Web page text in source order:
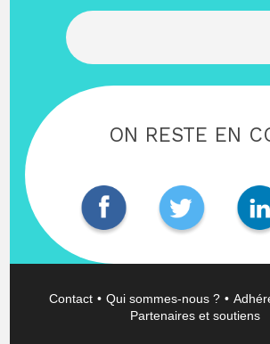
ON RESTE EN
Contact Qui sommes-nous ?
Partenaires et soutiens